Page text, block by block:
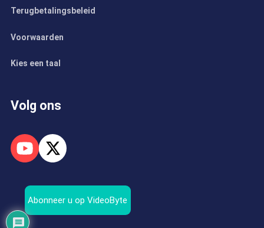
Terugbetalingsbeleid
Voorwaarden
Kies een taal
Volg ons
Abonneer u op VideoByte